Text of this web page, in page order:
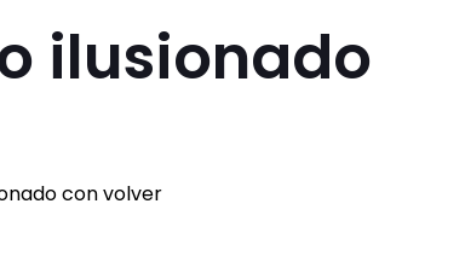
ilusionado